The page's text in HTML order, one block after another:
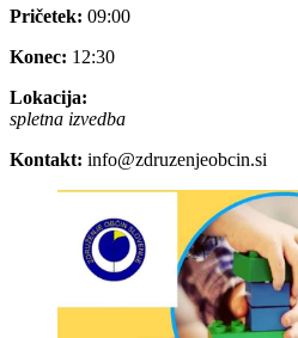
Pričetek: 09:00
Konec: 12:30
Lokacija:
spletna izvedba
Kontakt: info@zdruzenjeobcin.si